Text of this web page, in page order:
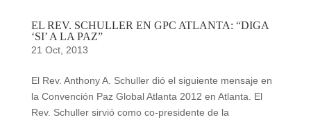
EL REV. SCHULLER EN GPC ATLANTA: “DIGA
‘SI’ A LA PAZ”
21 Oct, 2013
El Rev. Anthony A. Schuller dió el siguiente mensaje en
la Convención Paz Global Atlanta 2012 en Atlanta. El
Rev. Schuller sirvió como co-presidente de la